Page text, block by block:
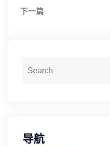
下一篇
导航